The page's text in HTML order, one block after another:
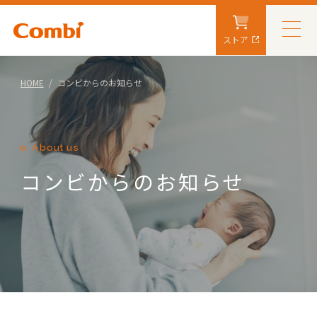
ストア
HOME コンビからのお知らせ
About us
コンビからのお知らせ